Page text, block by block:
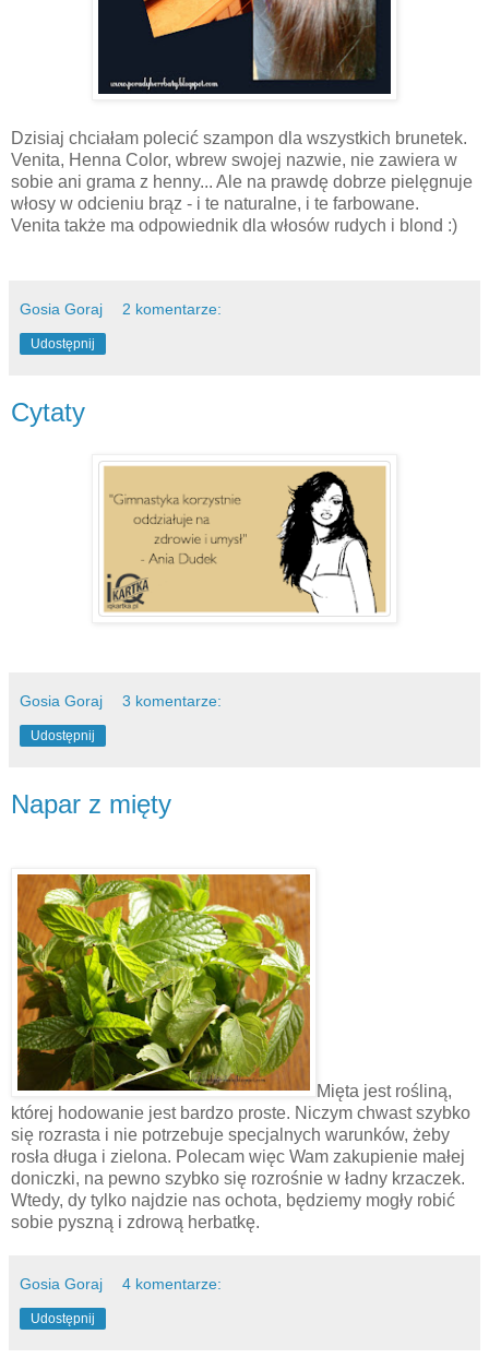
Dzisiaj chciałam polecić szampon dla wszystkich brunetek.
Venita, Henna Color, wbrew swojej nazwie, nie zawiera w
sobie ani grama z henny... Ale na prawdę dobrze pielęgnuje
włosy w odcieniu brąz - i te naturalne, i te farbowane.
Venita także ma odpowiednik dla włosów rudych i blond :)
Gosia Goraj 2 komentarze:
Udostępnij
Cytaty
Gosia Goraj 3 komentarze:
Udostępnij
Napar z mięty
Mięta jest rośliną,
której hodowanie jest bardzo proste. Niczym chwast szybko
się rozrasta i nie potrzebuje specjalnych warunków, żeby
rosła długa i zielona. Polecam więc Wam zakupienie małej
doniczki, na pewno szybko się rozrośnie w ładny krzaczek.
Wtedy, dy tylko najdzie nas ochota, będziemy mogły robić
sobie pyszną i zdrową herbatkę.
Gosia Goraj 4 komentarze:
Udostępnij